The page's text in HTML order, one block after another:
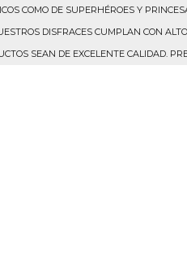
COMO DE SUPERHÉROES Y
DISFRACES CUMPLAN CON
SEAN DE EXCELENTE CALIDAD.